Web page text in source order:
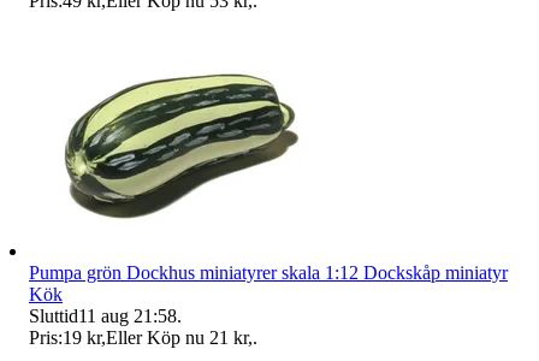
Pumpa grön Dockhus miniatyrer skala 1:12 Dockskåp miniatyr
Kök
Sluttid11 aug 21:58.
Pris:19 kr,Eller Köp nu 21 kr,.